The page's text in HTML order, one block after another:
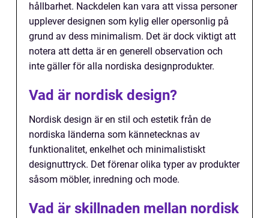
hållbarhet. Nackdelen kan vara att vissa personer
upplever designen som kylig eller opersonlig på
grund av dess minimalism. Det är dock viktigt att
notera att detta är en generell observation och
inte gäller för alla nordiska designprodukter.
Vad är nordisk design?
Nordisk design är en stil och estetik från de
nordiska länderna som kännetecknas av
funktionalitet, enkelhet och minimalistiskt
designuttryck. Det förenar olika typer av produkter
såsom möbler, inredning och mode.
Vad är skillnaden mellan nordisk